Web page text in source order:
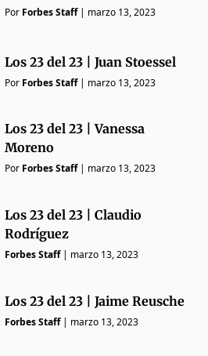
Por Forbes Staff| marzo 13, 2023
Los 23 del 23 | Juan Stoessel
Por Forbes Staff| marzo 13, 2023
Los 23 del 23 | Vanessa
Moreno
Por Forbes Staff| marzo 13, 2023
Los 23 del 23 | Claudio
Rodríguez
Forbes Staff| marzo 13, 2023
Los 23 del 23 | Jaime Reusche
Forbes Staff| marzo 13, 2023